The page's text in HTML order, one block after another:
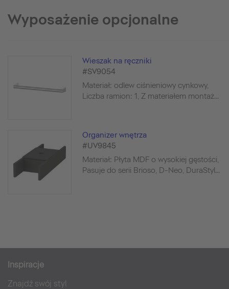
Wyposażenie opcjonalne
Wieszak na ręczniki
#SV9054
Materiał: odlew ciśnieniowy cynkowy,
Liczba ramion: 1, Z materiałem montaż...
Organizer wnętrza
#UV9845
Materiał: Płyta MDF o wysokiej gęstości,
Pasuje do serii Brioso, D-Neo, DuraStyl...
Inspiracje
Znajdź swój styl